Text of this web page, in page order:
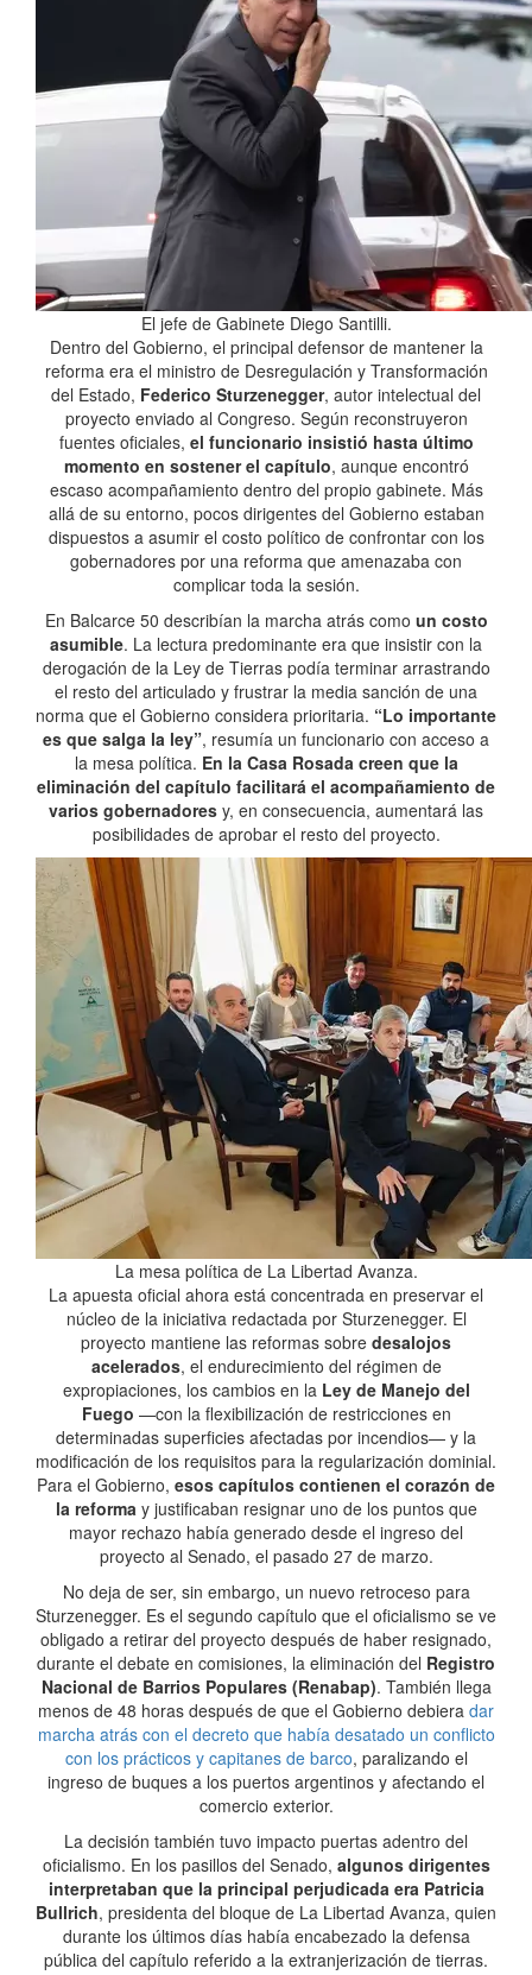
El jefe de Gabinete Diego Santilli.
Dentro del Gobierno, el principal defensor de mantener la
reforma era el ministro de Desregulación y Transformación
del Estado, Federico Sturzenegger, autor intelectual del
proyecto enviado al Congreso. Según reconstruyeron
fuentes oficiales, el funcionario insistió hasta último
momento en sostener el capítulo, aunque encontró
escaso acompañamiento dentro del propio gabinete. Más
allá de su entorno, pocos dirigentes del Gobierno estaban
dispuestos a asumir el costo político de confrontar con los
gobernadores por una reforma que amenazaba con
complicar toda la sesión.
En Balcarce 50 describían la marcha atrás como un costo
asumible. La lectura predominante era que insistir con la
derogación de la Ley de Tierras podía terminar arrastrando
el resto del articulado y frustrar la media sanción de una
norma que el Gobierno considera prioritaria. “Lo importante
es que salga la ley”, resumía un funcionario con acceso a
la mesa política. En la Casa Rosada creen que la
eliminación del capítulo facilitará el acompañamiento de
varios gobernadores y, en consecuencia, aumentará las
posibilidades de aprobar el resto del proyecto.
La mesa política de La Libertad Avanza.
La apuesta oficial ahora está concentrada en preservar el
núcleo de la iniciativa redactada por Sturzenegger. El
proyecto mantiene las reformas sobre desalojos
acelerados, el endurecimiento del régimen de
expropiaciones, los cambios en laLey de Manejo del
Fuego —con la flexibilización de restricciones en
determinadas superficies afectadas por incendios— y la
modificación de los requisitos para la regularización dominial.
Para el Gobierno, esos capítulos contienen el corazón de
la reforma y justificaban resignar uno de los puntos que
mayor rechazo había generado desde el ingreso del
proyecto al Senado, el pasado 27 de marzo.
No deja de ser, sin embargo, un nuevo retroceso para
Sturzenegger. Es el segundo capítulo que el oficialismo se ve
obligado a retirar del proyecto después de haber resignado,
durante el debate en comisiones, la eliminación del Registro
Nacional de Barrios Populares (Renabap). También llega
menos de 48 horas después de que el Gobierno debiera dar
marcha atrás con el decreto que había desatado un conflicto
con los prácticos y capitanes de barco, paralizando el
ingreso de buques a los puertos argentinos y afectando el
comercio exterior.
La decisión también tuvo impacto puertas adentro del
oficialismo. En los pasillos del Senado, algunos dirigentes
interpretaban que la principal perjudicada era Patricia
Bullrich, presidenta del bloque de La Libertad Avanza, quien
durante los últimos días había encabezado la defensa
pública del capítulo referido a la extranjerización de tierras.